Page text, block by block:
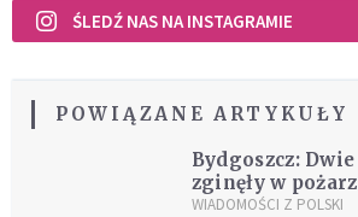
ŚLEDŹ NAS NA INSTAGRAMIE
POWIĄZANE ARTYKUŁY
Bydgoszcz:
zginęły w
WIADOMOŚCI Z POLSKI